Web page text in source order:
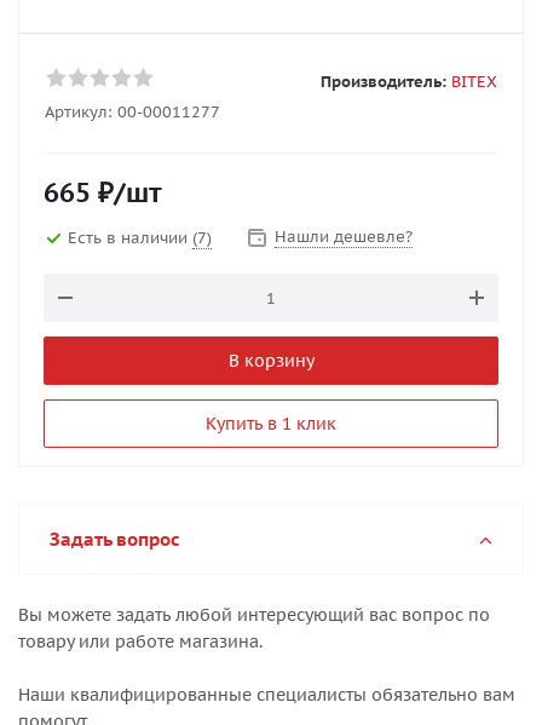
Артикул: 00-00011277
Производитель: BITEX
665 ₽/шт
Есть в наличии (7) Нашли дешевле?
В корзину
Купить в 1 клик
Задать вопрос
Вы можете задать любой интересующий вас вопрос по
товару или работе магазина.
Наши квалифицированные специалисты обязательно вам